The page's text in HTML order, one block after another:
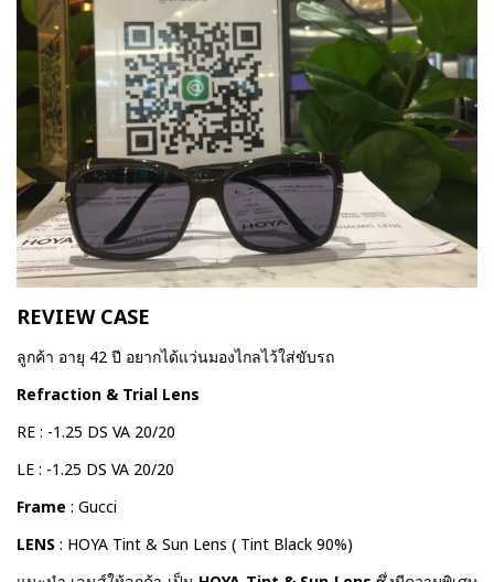
REVIEW CASE
ลูกค้า อายุ 42 ปี อยากได้แว่นมองไกลไว้ใส่ขับรถ
Refraction & Trial Lens
RE : -1.25 DS VA 20/20
LE : -1.25 DS VA 20/20
Frame : Gucci
LENS : HOYA Tint & Sun Lens ( Tint Black 90%)